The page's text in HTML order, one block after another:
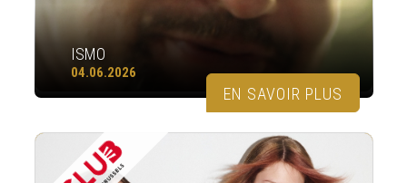
ISMO
04.06.2026
EN SAVOIR PLUS